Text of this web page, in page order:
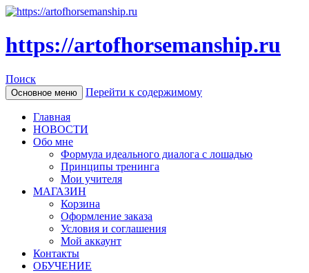
https://artofhorsemanship.ru
Поиск
Основное меню Перейти к содержимому
Главная
НОВОСТИ
Обо мне
Формула идеального диалога с лошадью
Принципы тренинга
Мои учителя
МАГАЗИН
Корзина
Оформление заказа
Условия и соглашения
Мой аккаунт
Контакты
ОБУЧЕНИЕ